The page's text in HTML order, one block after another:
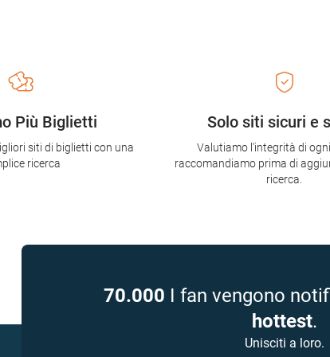
Solo siti sicuri e
Valutiamo l'integrità di
raccomandiamo prima di
ricerca.
Più Biglietti
siti di biglietti con una
ricerca
70.000 I fan vengono
hottest.
Unisciti a loro.